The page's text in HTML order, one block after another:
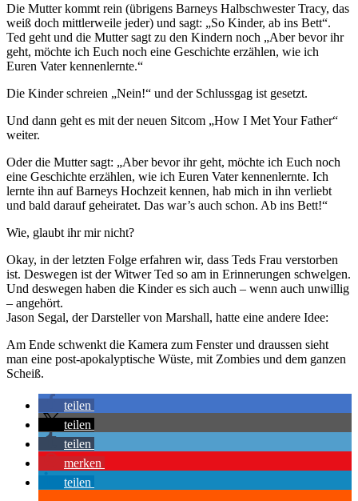
Die Mutter kommt rein (übrigens Barneys Halbschwester Tracy, das
weiß doch mittlerweile jeder) und sagt: „So Kinder, ab ins Bett“.
Ted geht und die Mutter sagt zu den Kindern noch „Aber bevor ihr
geht, möchte ich Euch noch eine Geschichte erzählen, wie ich
Euren Vater kennenlernte.“
Die Kinder schreien „Nein!“ und der Schlussgag ist gesetzt.
Und dann geht es mit der neuen Sitcom „How I Met Your Father“
weiter.
Oder die Mutter sagt: „Aber bevor ihr geht, möchte ich Euch noch
eine Geschichte erzählen, wie ich Euren Vater kennenlernte. Ich
lernte ihn auf Barneys Hochzeit kennen, hab mich in ihn verliebt
und bald darauf geheiratet. Das war’s auch schon. Ab ins Bett!“
Wie, glaubt ihr mir nicht?
Okay, in der letzten Folge erfahren wir, dass Teds Frau verstorben
ist. Deswegen ist der Witwer Ted so am in Erinnerungen schwelgen.
Und deswegen haben die Kinder es sich auch – wenn auch unwillig
– angehört.
Jason Segal, der Darsteller von Marshall, hatte eine andere Idee:
Am Ende schwenkt die Kamera zum Fenster und draussen sieht
man eine post-apokalyptische Wüste, mit Zombies und dem ganzen
Scheiß.
teilen
teilen
teilen
merken
teilen